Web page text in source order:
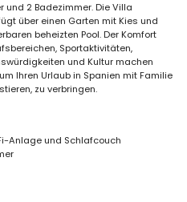
und 2 Badezimmer. Die Villa
über einen Garten mit Kies und
beheizten Pool. Der Komfort
Sportaktivitäten,
und Kultur machen
Ihren Urlaub in Spanien mit Familie
zu verbringen.
Anlage und Schlafcouch